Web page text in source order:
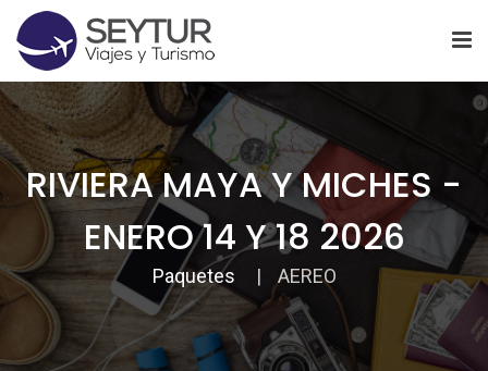
RIVIERA MAYA Y MICHES -
ENERO 14 Y 18 2026
Paquetes AEREO